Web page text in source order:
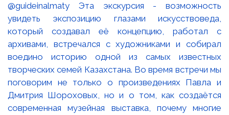
@guideinalmaty Эта экскурсия - возможность
увидеть экспозицию глазами искусствоведа,
который создавал её концепцию, работал с
архивами, встречался с художниками и собирал
воедино историю одной из самых известных
творческих семей Казахстана. Во время встречи мы
поговорим не только о произведениях Павла и
Дмитрия Шороховых, но и о том, как создаётся
современная музейная выставка, почему многие